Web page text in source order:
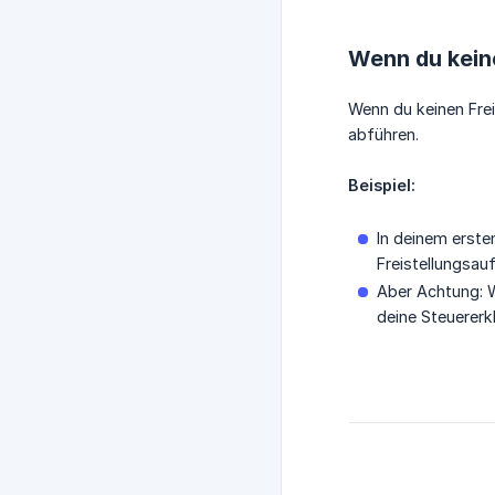
Wenn du
Wenn du keinen
abführen.
Beispiel:
In deinem
Aber Achtung:
deine